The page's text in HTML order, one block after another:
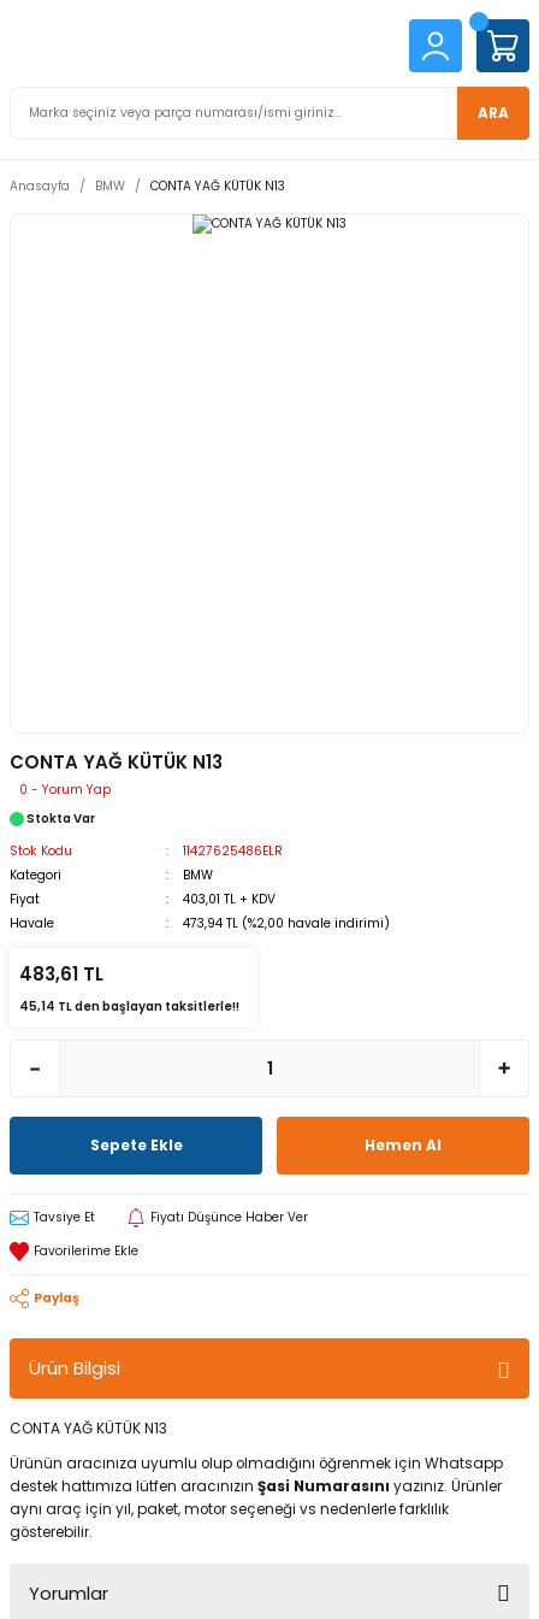
ARA
Anasayfa BMW CONTA YAĞ KÜTÜK N13
CONTA YAĞ KÜTÜK N13
0 - Yorum Yap
Stokta Var
Stok Kodu
11427625486ELR
Kategori
BMW
Fiyat
403,01 TL + KDV
Havale
473,94 TL (%2,00 havale indirimi)
483,61 TL
45,14 TL den başlayan taksitlerle!!
Sepete Ekle Hemen Al
Tavsiye Et Fiyatı Düşünce Haber Ver
Paylaş
Ürün Bilgisi
CONTA YAĞ KÜTÜK N13
Ürünün aracınıza uyumlu olup olmadığını öğrenmek için Whatsapp
destek hattımıza lütfen aracınızın Şasi Numarasını yazınız. Ürünler
aynı araç için yıl, paket, motor seçeneği vs nedenlerle farklılık
gösterebilir.
Yorumlar